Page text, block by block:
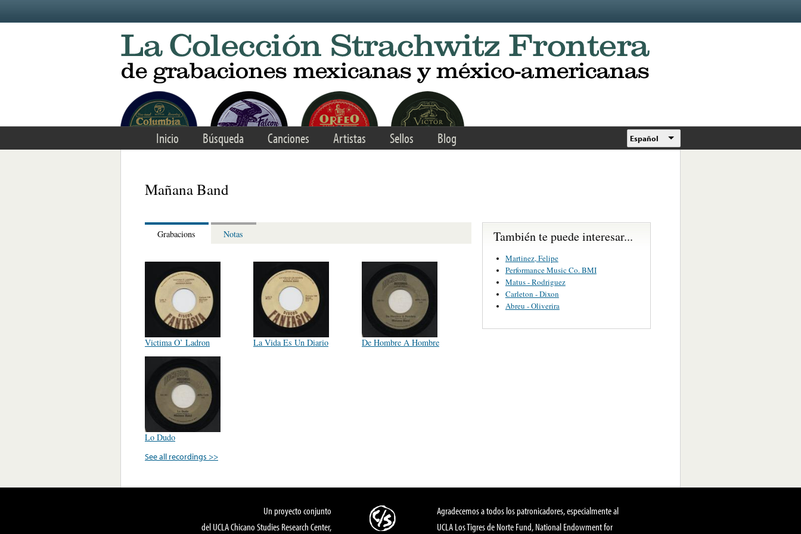
Inicio Búsqueda Canciones Artistas Sellos Blog Español
Mañana Band
Grabacions Notas
Victima O’ Ladron La Vida Es Un Diario De Hombre A Hombre
Lo Dudo
See all recordings >>
También te puede interesar...
Martinez, Felipe
Performance Music Co. BMI
Matus - Rodriguez
Carleton - Dixon
Abreu - Oliverira
Un proyecto conjunto
del UCLA Chicano Studies Research Center,
Agradecemos a todos los patronicadores, especialmente al
UCLA Los Tigres de Norte Fund, National Endowment for